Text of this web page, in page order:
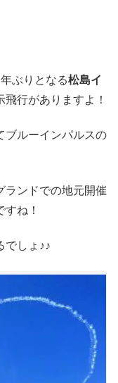
ぶりとなる松島イ
行がありますよ！
ブルーインパルスの
ランドでの地元開催
ね！
でしょ♪♪